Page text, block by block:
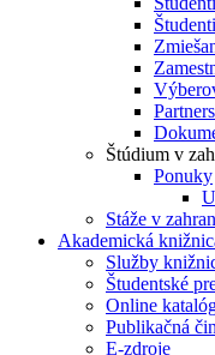
Štúdium v
Ponuky
Stáže v
Akademická
Služby
Študentské
Online
Publikačná
E-zdroje